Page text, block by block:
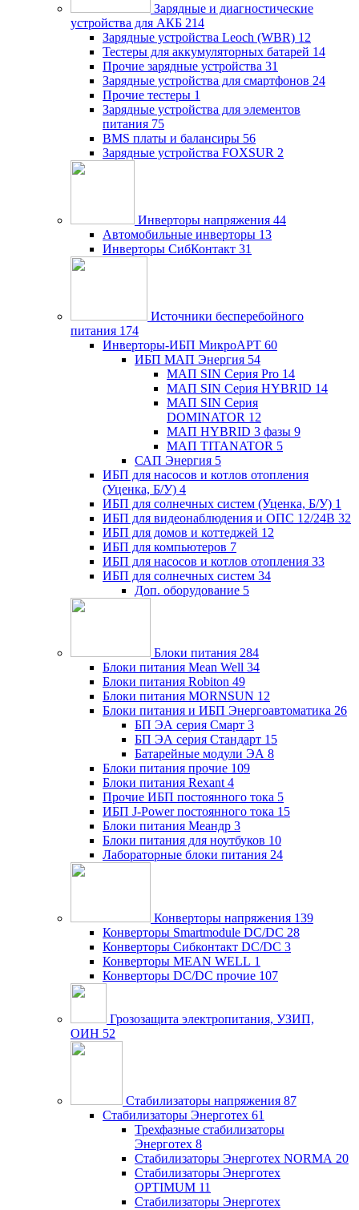
Зарядные и диагностические
устройства для АКБ 214
Зарядные устройства Leoch (WBR) 12
Тестеры для аккумуляторных батарей 14
Прочие зарядные устройства 31
Зарядные устройства для смартфонов 24
Прочие тестеры 1
Зарядные устройства для элементов
питания 75
BMS платы и балансиры 56
Зарядные устройства FOXSUR 2
Инверторы напряжения 44
Автомобильные инверторы 13
Инверторы СибКонтакт 31
Источники бесперебойного
питания 174
Инверторы-ИБП МикроАРТ 60
ИБП МАП Энергия 54
МАП SIN Серия Pro 14
МАП SIN Серия HYBRID 14
МАП SIN Серия
DOMINATOR 12
МАП HYBRID 3 фазы 9
МАП TITANATOR 5
САП Энергия 5
ИБП для насосов и котлов отопления
(Уценка, Б/У) 4
ИБП для солнечных систем (Уценка, Б/У) 1
ИБП для видеонаблюдения и ОПС 12/24В 32
ИБП для домов и коттеджей 12
ИБП для компьютеров 7
ИБП для насосов и котлов отопления 33
ИБП для солнечных систем 34
Доп. оборудование 5
Блоки питания 284
Блоки питания Mean Well 34
Блоки питания Robiton 49
Блоки питания MORNSUN 12
Блоки питания и ИБП Энергоавтоматика 26
БП ЭА серия Смарт 3
БП ЭА серия Стандарт 15
Батарейные модули ЭА 8
Блоки питания прочие 109
Блоки питания Rexant 4
Прочие ИБП постоянного тока 5
ИБП J-Power постоянного тока 15
Блоки питания Меандр 3
Блоки питания для ноутбуков 10
Лабораторные блоки питания 24
Конверторы напряжения 139
Конверторы Smartmodule DC/DC 28
Конверторы Сибконтакт DC/DC 3
Конверторы MEAN WELL 1
Конверторы DC/DC прочие 107
Грозозащита электропитания, УЗИП,
ОИН 52
Стабилизаторы напряжения 87
Стабилизаторы Энерготех 61
Трехфазные стабилизаторы
Энерготех 8
Стабилизаторы Энерготех NORMA 20
Стабилизаторы Энерготех
OPTIMUM 11
Стабилизаторы Энерготех